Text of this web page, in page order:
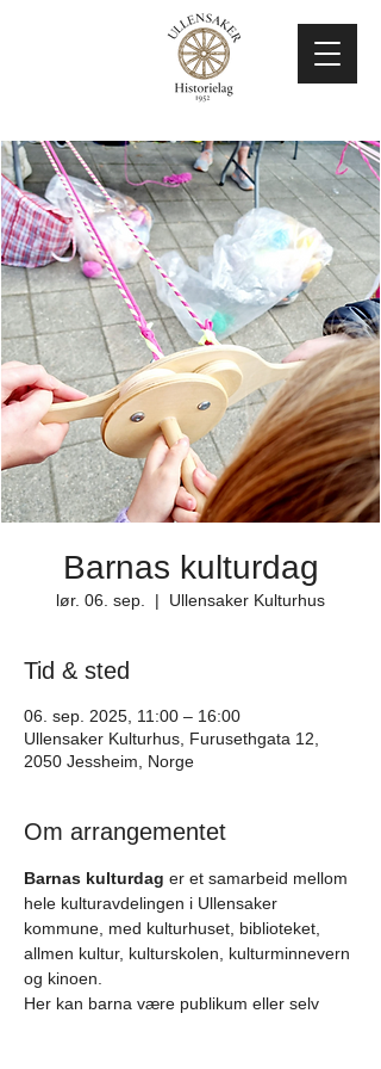
Barnas kulturdag
lør. 06. sep.
  |
Ullensaker Kulturhus
Tid & sted
06. sep. 2025, 11:00 – 16:00
Ullensaker Kulturhus, Furusethgata 12,
2050 Jessheim, Norge
Om arrangementet
Barnas kulturdag er et samarbeid mellom
hele kulturavdelingen i Ullensaker
kommune, med kulturhuset, biblioteket,
allmen kultur, kulturskolen, kulturminnevern
og kinoen.
Her kan barna være publikum eller selv